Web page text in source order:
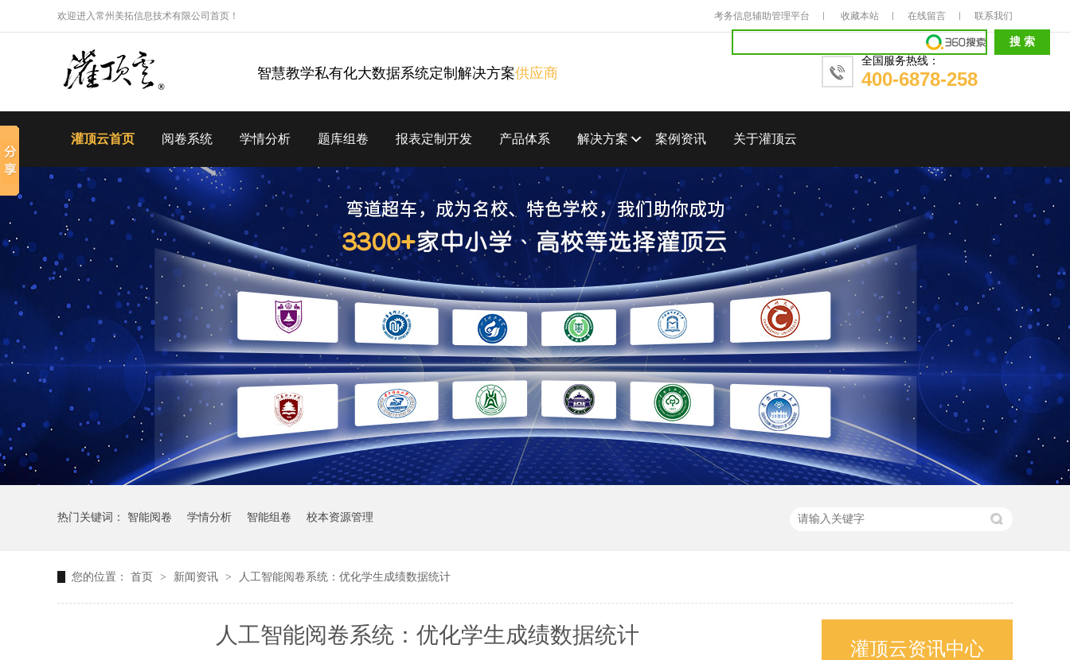
考务信息辅助管理平台 收藏本站 在线留言 联系我们
欢迎进入常州美拓信息技术有限公司首页！
智慧教学私有化大数据系统定制解决方案供应商
全国服务热线：
400-6878-258
灌顶云首页 阅卷系统 学情分析 题库组卷 报表定制开发 产品体系 解决方案 案例资讯 关于灌顶云
热门关键词： 智能阅卷 学情分析 智能组卷 校本资源管理
您的位置： 首页 > 新闻资讯 > 人工智能阅卷系统：优化学生成绩数据统计
人工智能阅卷系统：优化学生成绩数据统计
灌顶云资讯中心